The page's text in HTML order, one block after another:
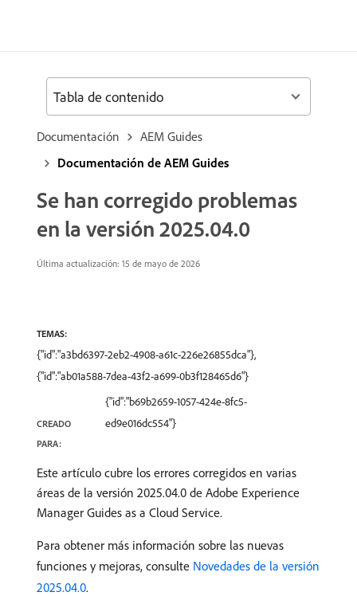
Documentación
AEM Guides
Documentación de AEM Guides
Se han corregido problemas
en la versión 2025.04.0
Última actualización: 15 de mayo de 2026
TEMAS:
{"id":"a3bd6397-2eb2-4908-a61c-226e26855dca"},
{"id":"ab01a588-7dea-43f2-a699-0b3f128465d6"}
CREADO
PARA:
{"id":"b69b2659-1057-424e-8fc5-
ed9e016dc554"}
Este artículo cubre los errores corregidos en varias
áreas de la versión 2025.04.0 de Adobe Experience
Manager Guides as a Cloud Service.
Para obtener más información sobre las nuevas
funciones y mejoras, consulte Novedades de la versión
2025.04.0.
Tabla de contenido